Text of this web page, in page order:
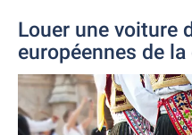
Louer une voiture
européennes de